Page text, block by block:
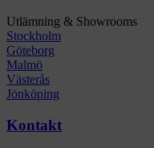
Utlämning & Showrooms
Stockholm
Göteborg
Malmö
Västerås
Jönköping
Kontakt